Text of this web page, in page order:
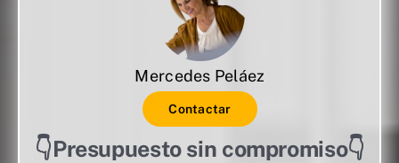
Mercedes Peláez
Contactar
👇Presupuesto sin compromiso👇